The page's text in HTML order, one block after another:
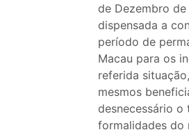
de Dezembro
dispensada a
período de
Macau para os
referida
mesmos
desnecessário o
formalidades do